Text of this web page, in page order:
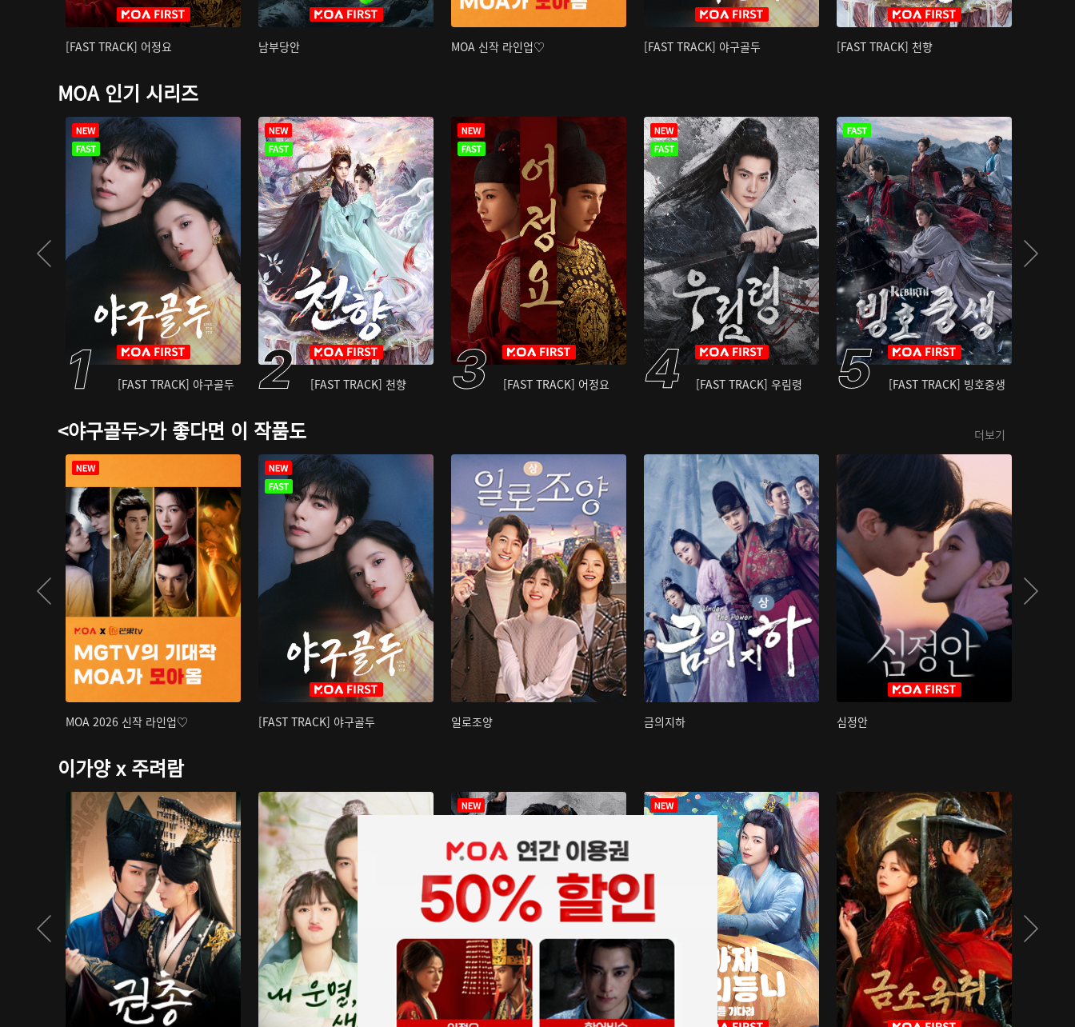
[FAST TRACK] 어정요 남부당안 MOA 신작 라인업♡ [FAST TRACK] 야구골두 [FAST TRACK] 천향
MOA 인기 시리즈
[FAST TRACK] 야구골두 [FAST TRACK] 천향 [FAST TRACK] 어정요 [FAST TRACK] 우림령 [FAST TRACK] 빙호중생
<야구골두>가 좋다면 이 작품도 더보기
MOA 2026 신작 라인업♡ [FAST TRACK] 야구골두 일로조양 금의지하 심정안
이가양 x 주려람